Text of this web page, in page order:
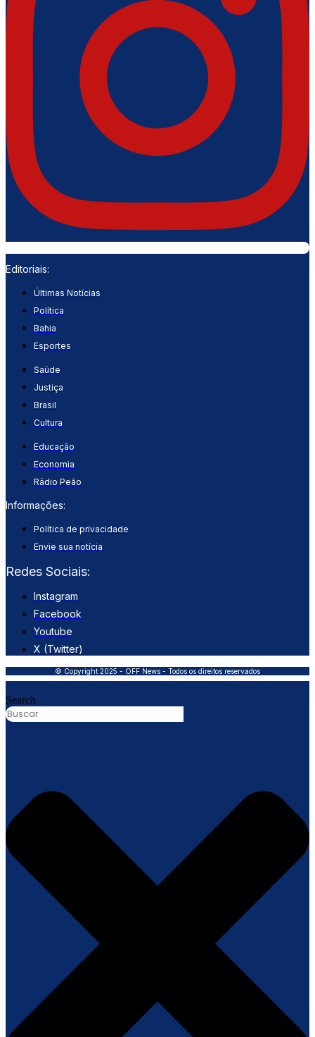
Editoriais:
Últimas Notícias
Política
Bahia
Esportes
Saúde
Justiça
Brasil
Cultura
Educação
Economia
Rádio Peão
Informações:
Política de privacidade
Envie sua notícia
Redes Sociais:
Instagram
Facebook
Youtube
X (Twitter)
© Copyright 2025 - OFF News - Todos os direitos reservados
Search